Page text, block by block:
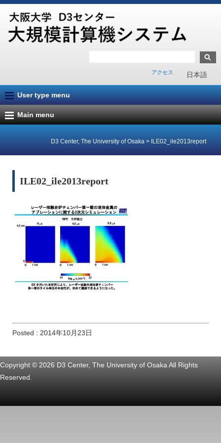
日本語
アクセス
User type menu
Main menu
D3 Center, The University of Osaka > ILE02_ile2013report
ILE02_ile2013report
Posted : 2014年10月23日
Copyright © 2026 D3 Center, The University of Osaka All Rights
Reserved.